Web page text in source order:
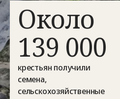
Около
139 000
крестьян получили
семена,
сельскохозяйственные